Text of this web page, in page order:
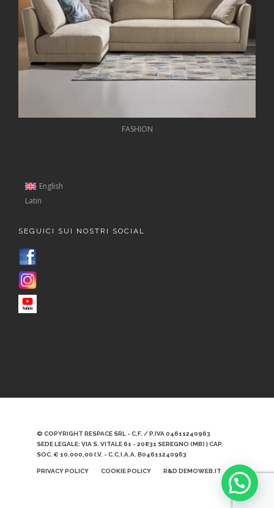
FASHION
English
Latin
SEGUICI SUI NOSTRI SOCIAL
© COPYRIGHT RESPACE SRL - C.F. / P.IVA 04611240963
SEDE LEGALE: VIA S. VITALE 61 - 20831 SEREGNO (MB) | CAP.
SOC. € 10.000,00 I.V. - C.C.I.A.A. B04611240963
PRIVACY POLICY COOKIE POLICY R&D DEMOWEB.IT